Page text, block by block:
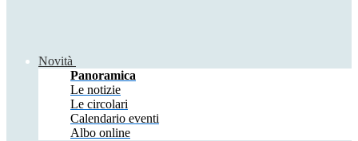
Novità
Panoramica
Le notizie
Le circolari
Calendario eventi
Albo online